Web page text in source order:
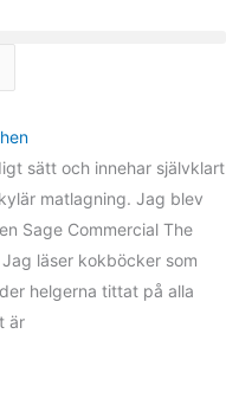
sätt och innehar självklart
matlagning. Jag blev
Sage Commercial The
läser kokböcker som
helgerna tittat på alla
är